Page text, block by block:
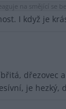
na smějící se
I když je
dřezovec
je hezký,